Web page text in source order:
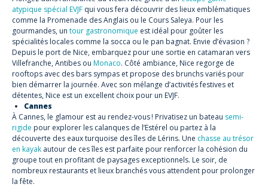
atypique spécial EVJF qui vous fera découvrir des lieux emblématiques
comme la Promenade des Anglais ou le Cours Saleya. Pour les
gourmandes, un tour gastronomique est idéal pour goûter les
spécialités locales comme la socca ou le pan bagnat. Envie d’évasion ?
Depuis le port de Nice, embarquez pour une sortie en catamaran vers
Villefranche, Antibes ou Monaco. Côté ambiance, Nice regorge de
rooftops avec des bars sympas et propose des brunchs variés pour
bien démarrer la journée. Avec son mélange d’activités festives et
détentes, Nice est un excellent choix pour un EVJF.
Cannes
À Cannes, le glamour est au rendez-vous ! Privatisez un bateau semi-
rigide pour explorer les calanques de l’Estérel ou partez à la
découverte des eaux turquoise des îles de Lérins. Une chasse au trésor
en kayak autour de ces îles est parfaite pour renforcer la cohésion du
groupe tout en profitant de paysages exceptionnels. Le soir, de
nombreux restaurants et lieux branchés vous attendent pour prolonger
la fête.